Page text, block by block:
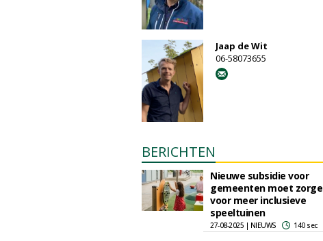
Jaap de Wit
06-58073655
BERICHTEN
Nieuwe subsidie voor
gemeenten moet
voor meer inclusieve
speeltuinen
27-08-2025 | NIEUWS 140 sec